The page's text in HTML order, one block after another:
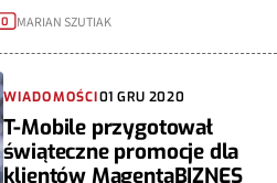
0 MARIAN SZUTIAK
WIADOMOŚCI01 GRU 2020
T-Mobile przygotował
świąteczne promocje dla
klientów MagentaBIZNES